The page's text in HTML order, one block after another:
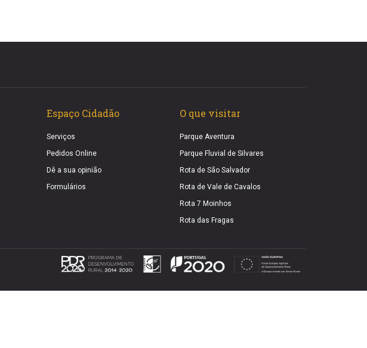
Espaço Cidadão
Serviços
Pedidos Online
Dê a sua opinião
Formulários
O que visitar
Parque Aventura
Parque Fluvial de Silvares
Rota de São Salvador
Rota de Vale de Cavalos
Rota 7 Moinhos
Rota das Fragas